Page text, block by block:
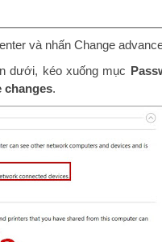
và nhấn Change
dưới, kéo xuống mục
changes.